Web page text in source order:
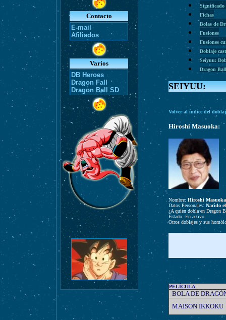
Contacto
E-mail
Afiliados
Varios
DB Heroes
Dragon Fall
Dragon Ball SD
Significado
Fichas
Bolas de
Fusiones
Fusiones
Doblaje
Seiyuu:
Dragon
SEIYUU:
Volver al índice del
Hiroshi Masuoka:
Nombre: Hiroshi Masuoka
Datos Personales: Nacido
¿A quién dobla en Dragon
Estado: En activo.
Otros doblajes y sus
PELÍCULA
BOLA DE
MAISON IKKOKU